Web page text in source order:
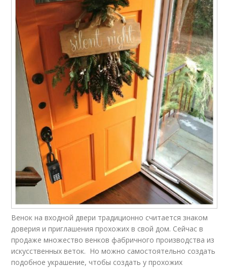
Венок на входной двери традиционно считается знаком
доверия и приглашения прохожих в свой дом. Сейчас в
продаже множество венков фабричного производства из
искусственных веток. Но можно самостоятельно создать
подобное украшение, чтобы создать у прохожих